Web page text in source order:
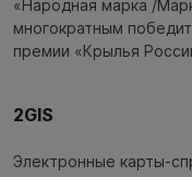
«Народная марка /
многократным
премии «Крылья
2GIS
Электронные карты-